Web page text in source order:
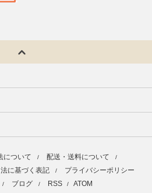
について / 配送・送料について /
に基づく表記 / プライバシーポリシー
/ ブログ / RSS / ATOM